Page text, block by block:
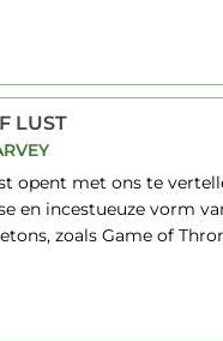
LUST
opent met ons te
en incestueuze vorm
zoals Game of